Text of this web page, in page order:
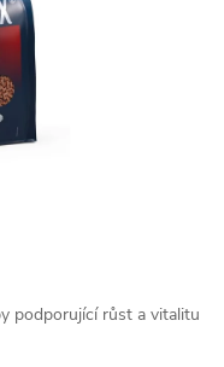
podporující růst a vitalitu